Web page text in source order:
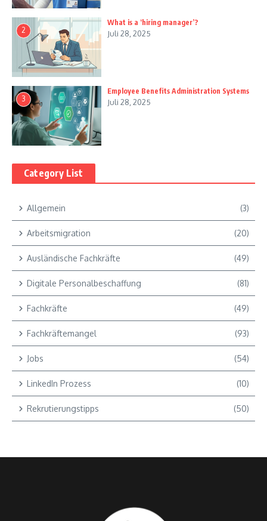
2
What is a ‘hiring manager’?
Juli 28, 2025
3
Employee Benefits Administration Systems
Juli 28, 2025
Category List
Allgemein (3)
Arbeitsmigration (20)
Ausländische Fachkräfte (49)
Digitale Personalbeschaffung (81)
Fachkräfte (49)
Fachkräftemangel (93)
Jobs (54)
LinkedIn Prozess (10)
Rekrutierungstipps (50)